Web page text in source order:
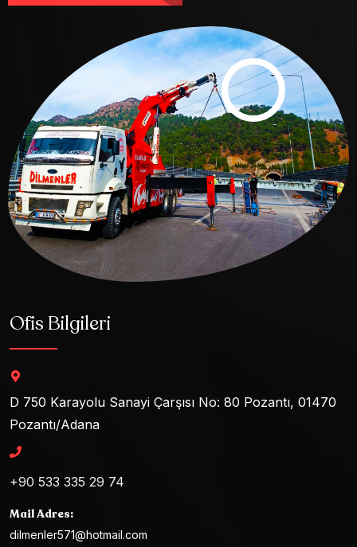
Ofis Bilgileri
D 750 Karayolu Sanayi Çarşısı No: 80 Pozantı, 01470
Pozantı/Adana
+90 533 335 29 74
Mail Adres:
dilmenler571@hotmail.com